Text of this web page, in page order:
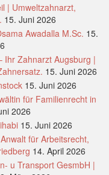
| Umweltzahnarzt,
15. Juni 2026
Awadalla M.Sc. 15.
Ihr Zahnarzt Augsburg |
15. Juni 2026
15. Juni 2026
für Familienrecht in
2026
15. Juni 2026
für Arbeitsrecht,
14. April 2026
u Transport GesmbH |